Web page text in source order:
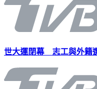
世大運閉幕 志工與外籍